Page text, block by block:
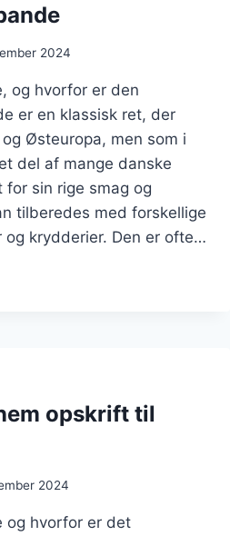
2024
og hvorfor er den
er en klassisk ret, der
Østeuropa, men som i
del af mange danske
for sin rige smag og
tilberedes med forskellige
og krydderier. Den er ofte…
opskrift til
2024
og hvorfor er det